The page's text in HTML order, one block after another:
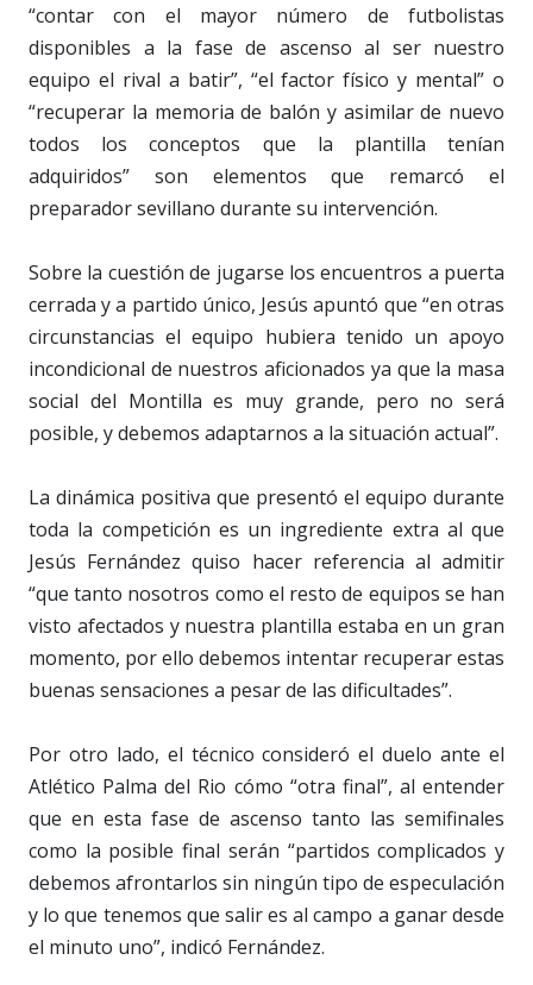
“contar con el mayor número de futbolistas
disponibles a la fase de ascenso al ser nuestro
equipo el rival a batir”, “el factor físico y mental” o
“recuperar la memoria de balón y asimilar de nuevo
todos los conceptos que la plantilla tenían
adquiridos” son elementos que remarcó el
preparador sevillano durante su intervención.
Sobre la cuestión de jugarse los encuentros a puerta
cerrada y a partido único, Jesús apuntó que “en otras
circunstancias el equipo hubiera tenido un apoyo
incondicional de nuestros aficionados ya que la masa
social del Montilla es muy grande, pero no será
posible, y debemos adaptarnos a la situación actual”.
La dinámica positiva que presentó el equipo durante
toda la competición es un ingrediente extra al que
Jesús Fernández quiso hacer referencia al admitir
“que tanto nosotros como el resto de equipos se han
visto afectados y nuestra plantilla estaba en un gran
momento, por ello debemos intentar recuperar estas
buenas sensaciones a pesar de las dificultades”.
Por otro lado, el técnico consideró el duelo ante el
Atlético Palma del Rio cómo “otra final”, al entender
que en esta fase de ascenso tanto las semifinales
como la posible final serán “partidos complicados y
debemos afrontarlos sin ningún tipo de especulación
y lo que tenemos que salir es al campo a ganar desde
el minuto uno”, indicó Fernández.